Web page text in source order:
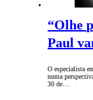
“Olhe
Paul
O especialista
numa
30 de…